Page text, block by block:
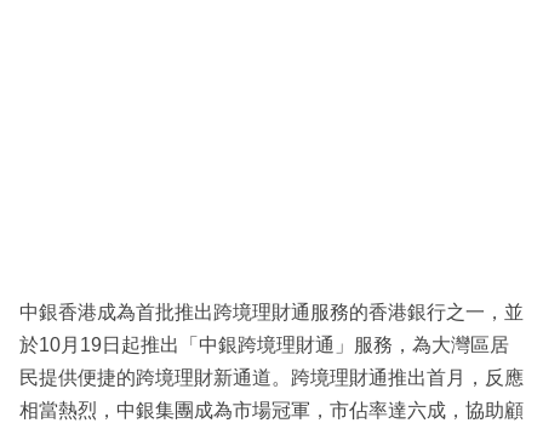
區
中銀香港成為首批推出跨境理財通服務的香港銀行之一，並
於10月19日起推出「中銀跨境理財通」服務，為大灣區居
民提供便捷的跨境理財新通道。跨境理財通推出首月，反應
相當熱烈，中銀集團成為市場冠軍，市佔率達六成，協助顧